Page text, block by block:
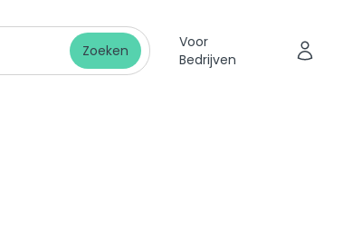
Zoeken
Voor
Bedrijven